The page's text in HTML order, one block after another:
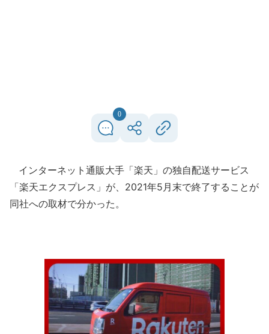
0
インターネット通販大手「楽天」の独自配送サービス
「楽天エクスプレス」が、2021年5月末で終了することが
同社への取材で分かった。